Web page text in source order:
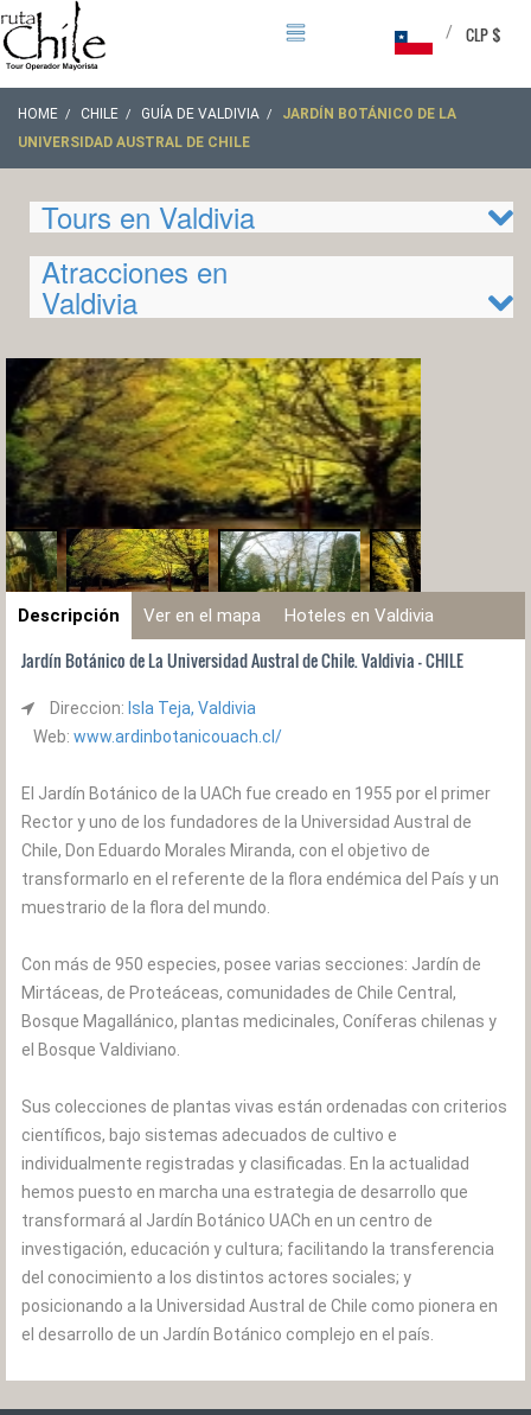
CLP $
/
HOME CHILE GUÍA DE VALDIVIA
JARDÍN BOTÁNICO DE LA
UNIVERSIDAD AUSTRAL DE CHILE
Tours en Valdivia
Atracciones en
Valdivia
Descripción Ver en el mapa Hoteles en Valdivia
Jardín Botánico de La Universidad Austral de Chile. Valdivia - CHILE
Direccion: Isla Teja, Valdivia
Web: www.ardinbotanicouach.cl/
El Jardín Botánico de la UACh fue creado en 1955 por el primer
Rector y uno de los fundadores de la Universidad Austral de
Chile, Don Eduardo Morales Miranda, con el objetivo de
transformarlo en el referente de la flora endémica del País y un
muestrario de la flora del mundo.
Con más de 950 especies, posee varias secciones: Jardín de
Mirtáceas, de Proteáceas, comunidades de Chile Central,
Bosque Magallánico, plantas medicinales, Coníferas chilenas y
el Bosque Valdiviano.
Sus colecciones de plantas vivas están ordenadas con criterios
científicos, bajo sistemas adecuados de cultivo e
individualmente registradas y clasificadas. En la actualidad
hemos puesto en marcha una estrategia de desarrollo que
transformará al Jardín Botánico UACh en un centro de
investigación, educación y cultura; facilitando la transferencia
del conocimiento a los distintos actores sociales; y
posicionando a la Universidad Austral de Chile como pionera en
el desarrollo de un Jardín Botánico complejo en el país.